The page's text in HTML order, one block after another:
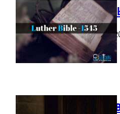
Luther
October 17,
Webster